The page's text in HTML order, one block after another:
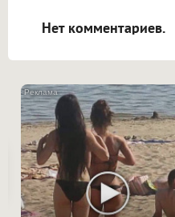
Нет комментариев.